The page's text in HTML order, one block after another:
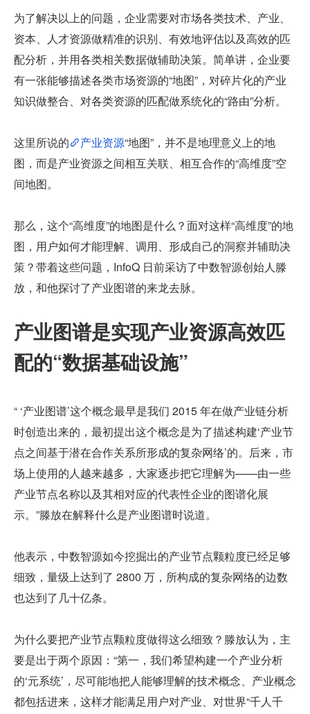
为了解决以上的问题，企业需要对市场各类技术、产业、
资本、人才资源做精准的识别、有效地评估以及高效的匹
配分析，并用各类相关数据做辅助决策。简单讲，企业要
有一张能够描述各类市场资源的“地图”，对碎片化的产业
知识做整合、对各类资源的匹配做系统化的“路由”分析。
这里所说的 产业资源“地图”，并不是地理意义上的地
图，而是产业资源之间相互关联、相互合作的“高维度”空
间地图。
那么，这个“高维度”的地图是什么？面对这样“高维度”的地
图，用户如何才能理解、调用、形成自己的洞察并辅助决
策？带着这些问题，InfoQ 日前采访了中数智源创始人滕
放，和他探讨了产业图谱的来龙去脉。
产业图谱是实现产业资源高效匹
配的“数据基础设施”
“ ‘产业图谱’这个概念最早是我们 2015 年在做产业链分析
时创造出来的，最初提出这个概念是为了描述构建‘产业节
点之间基于潜在合作关系所形成的复杂网络’的。后来，市
场上使用的人越来越多，大家逐步把它理解为——由一些
产业节点名称以及其相对应的代表性企业的图谱化展
示。”滕放在解释什么是产业图谱时说道。
他表示，中数智源如今挖掘出的产业节点颗粒度已经足够
细致，量级上达到了 2800 万，所构成的复杂网络的边数
也达到了几十亿条。
为什么要把产业节点颗粒度做得这么细致？滕放认为，主
要是出于两个原因：“第一，我们希望构建一个产业分析
的‘元系统’，尽可能地把人能够理解的技术概念、产业概念
都包括进来，这样才能满足用户对产业、对世界“千人千